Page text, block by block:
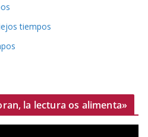
tiempos
la lectura os alimenta»